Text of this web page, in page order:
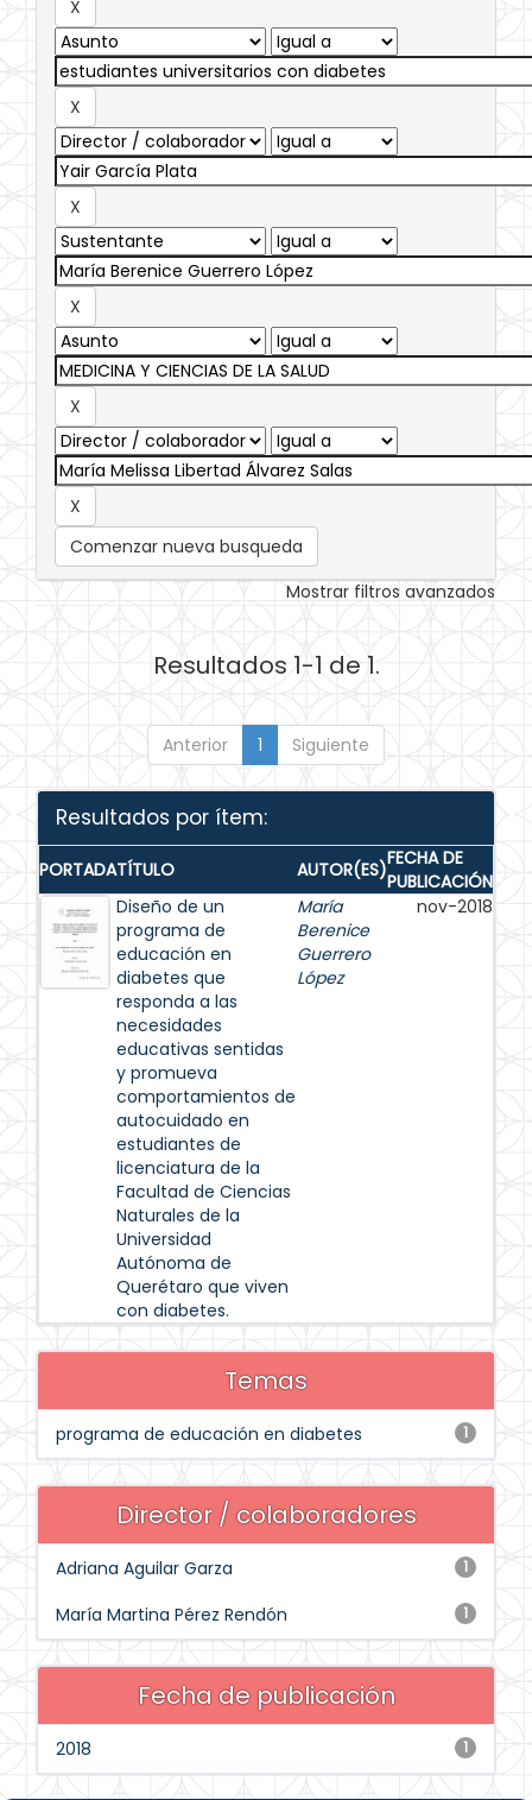
Comenzar nueva busqueda
Mostrar filtros avanzados
Resultados 1-1 de 1.
Anterior 1 Siguiente
Resultados por ítem:
PORTADATÍTULO AUTOR(ES)FECHA DE
PUBLICACIÓN
Diseño de un
programa de
educación en
diabetes que
responda a las
necesidades
educativas sentidas
y promueva
comportamientos de
autocuidado en
estudiantes de
licenciatura de la
Facultad de Ciencias
Naturales de la
Universidad
Autónoma de
Querétaro que viven
con diabetes.
María
Berenice
Guerrero
López
nov-2018
Temas
1
programa de educación en diabetes
Director / colaboradores
1
Adriana Aguilar Garza
1
María Martina Pérez Rendón
Fecha de publicación
1
2018